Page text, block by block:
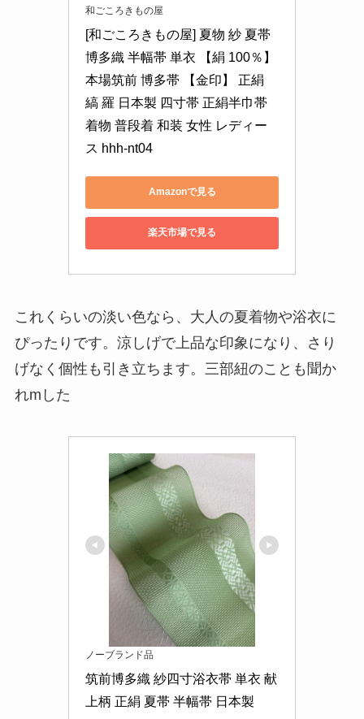
和ごころきもの屋
[和ごころきもの屋] 夏物 紗 夏帯
博多織 半幅帯 単衣 【絹 100％】
本場筑前 博多帯 【金印】 正絹
縞 羅 日本製 四寸帯 正絹半巾帯
着物 普段着 和装 女性 レディー
ス hhh-nt04
Amazonで見る
楽天市場で見る
これくらいの淡い色なら、大人の夏着物や浴衣に
ぴったりです。涼しげで上品な印象になり、さり
げなく個性も引き立ちます。三部紐のことも聞か
れmした
ノーブランド品
筑前博多織 紗四寸浴衣帯 単衣 献
上柄 正絹 夏帯 半幅帯 日本製